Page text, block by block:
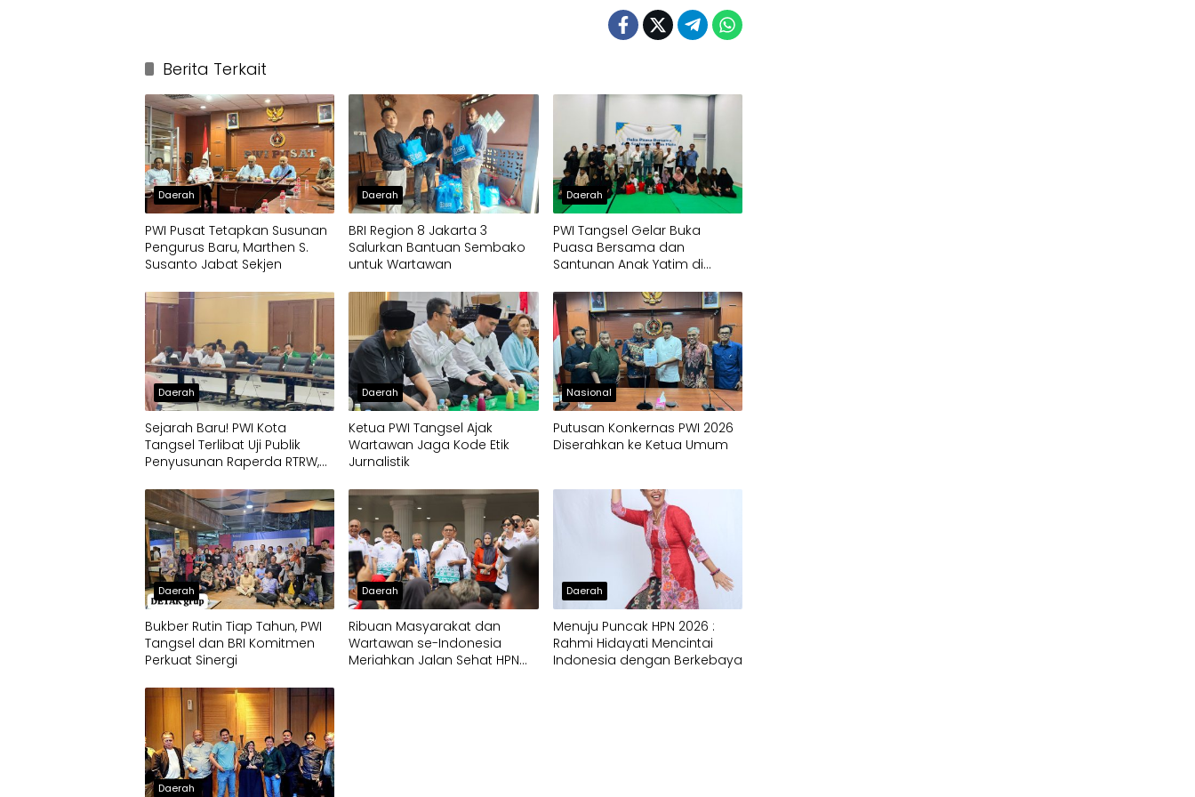
Berita Terkait
Daerah
PWI Pusat Tetapkan Susunan
Pengurus Baru, Marthen S.
Susanto Jabat Sekjen
Daerah
BRI Region 8 Jakarta 3
Salurkan Bantuan Sembako
untuk Wartawan
Daerah
PWI Tangsel Gelar Buka
Puasa Bersama dan
Santunan Anak Yatim di
Daerah
Sejarah Baru! PWI Kota
Tangsel Terlibat Uji Publik
Penyusunan Raperda RTRW,
Daerah
Ketua PWI Tangsel Ajak
Wartawan Jaga Kode Etik
Jurnalistik
Nasional
Putusan Konkernas PWI 2026
Diserahkan ke Ketua Umum
Daerah
Bukber Rutin Tiap Tahun, PWI
Tangsel dan BRI Komitmen
Perkuat Sinergi
Daerah
Ribuan Masyarakat dan
Wartawan se-Indonesia
Meriahkan Jalan Sehat HPN
Daerah
Menuju Puncak HPN 2026 :
Rahmi Hidayati Mencintai
Indonesia dengan Berkebaya
Daerah